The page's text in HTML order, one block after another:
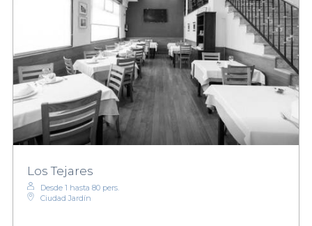
Los Tejares
Desde 1 hasta 80 pers.
Ciudad Jardín